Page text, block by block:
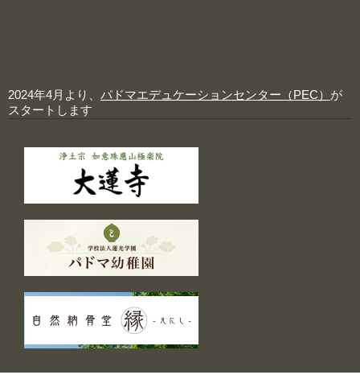
2024年4月より、 パドマエデュケーションセンター（PEC） が
スタートします